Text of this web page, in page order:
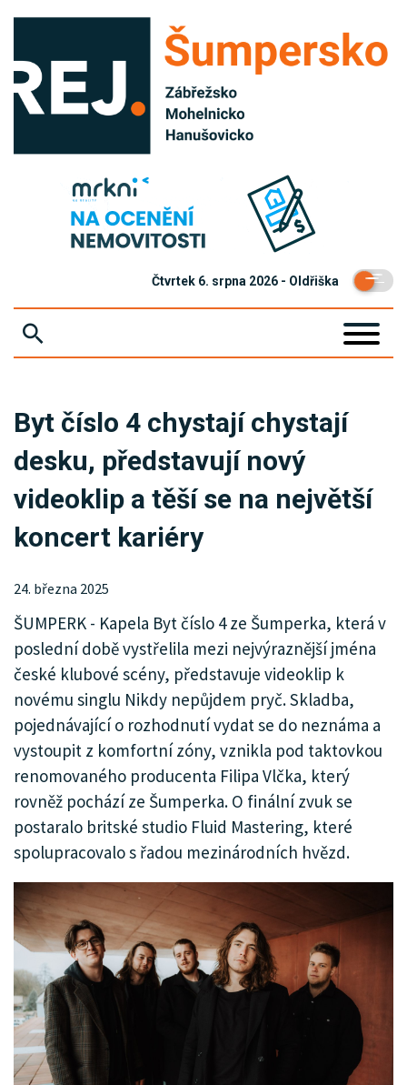
Čtvrtek 6. srpna 2026 - Oldřiška
KRIMI
SPORT
KULTURA
SPOLEČNOST
MHD
MENU
INZERCE
ARCHIV
KATALOG FIREM
Byt číslo 4 chystají chystají
desku, představují nový
videoklip a těší se na největší
koncert kariéry
24. března 2025
ŠUMPERK - Kapela Byt číslo 4 ze Šumperka, která v
poslední době vystřelila mezi nejvýraznější jména
české klubové scény, představuje videoklip k
novému singlu Nikdy nepůjdem pryč. Skladba,
pojednávající o rozhodnutí vydat se do neznáma a
vystoupit z komfortní zóny, vznikla pod taktovkou
renomovaného producenta Filipa Vlčka, který
rovněž pochází ze Šumperka. O finální zvuk se
postaralo britské studio Fluid Mastering, které
spolupracovalo s řadou mezinárodních hvězd.